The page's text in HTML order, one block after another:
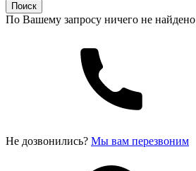
Поиск
По Вашему запросу ничего не найдено
Не дозвонились? Мы вам перезвоним